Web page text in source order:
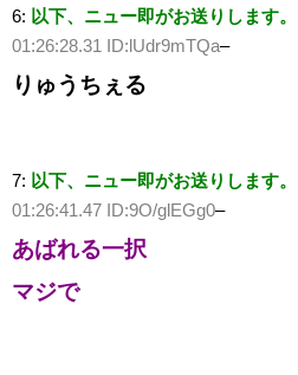
6: 以下、ニュー即がお送りします。
01:26:28.31 ID:lUdr9mTQa–
りゅうちぇる
7: 以下、ニュー即がお送りします。
01:26:41.47 ID:9O/glEGg0–
あばれる一択
マジで